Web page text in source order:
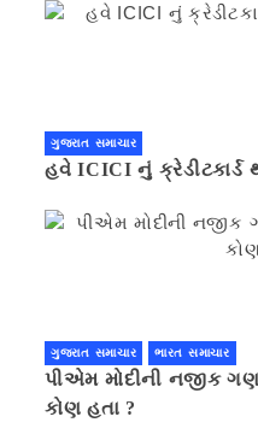
ગુજરાત સમાચાર
હવે ICICI નું ક્રેડીટકાર્ડ
ગુજરાત સમાચાર ભારત સમાચાર
પીએમ મોદીની નજીક
કોણ હતા ?